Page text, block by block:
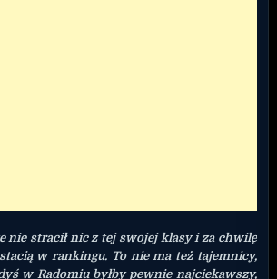
nie stracił nic z tej swojej klasy i za chwilę
w rankingu. To nie ma też tajemnicy,
w Radomiu byłby pewnie najciekawszy,